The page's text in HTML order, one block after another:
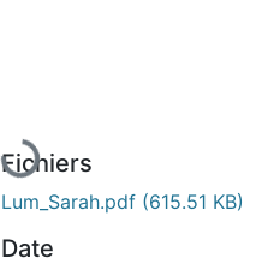
En cours de chargement...
Fichiers
Lum_Sarah.pdf (615.51 KB)
Date